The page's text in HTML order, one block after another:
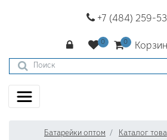
+7 (484) 259-
Батарейки оптом Каталог